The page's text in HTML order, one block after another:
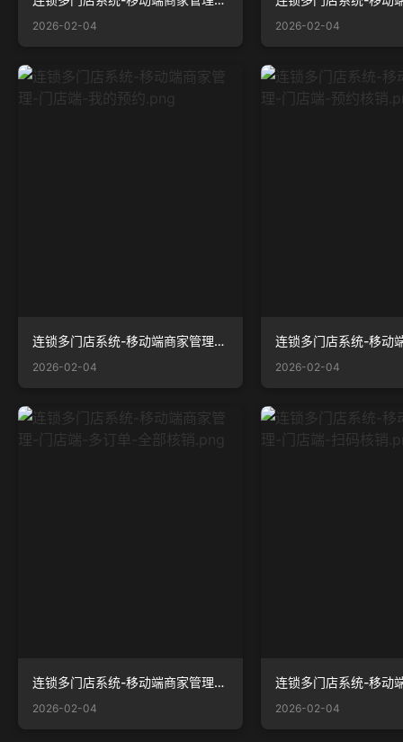
2026-02-04 2026-02-04
连锁多门店系统-移动端商家管理-门店端-我的预约.png
2026-02-04 2026-02-04
连锁多门店系统-移动端商家管理-门店端-多订单-全部核销.png
2026-02-04 2026-02-04